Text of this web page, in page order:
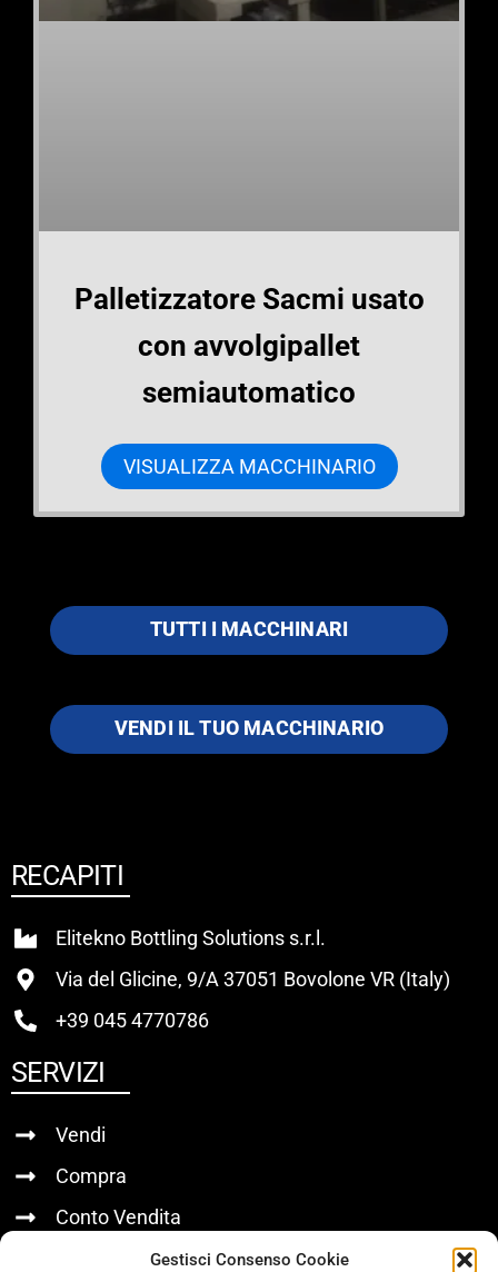
Gestisci Consenso Cookie
Palletizzatore Sacmi usato
con avvolgipallet
semiautomatico
VISUALIZZA MACCHINARIO
TUTTI I MACCHINARI
VENDI IL TUO MACCHINARIO
RECAPITI
Elitekno Bottling Solutions s.r.l.
Via del Glicine, 9/A 37051 Bovolone VR (Italy)
+39 045 4770786
SERVIZI
Vendi
Compra
Conto Vendita